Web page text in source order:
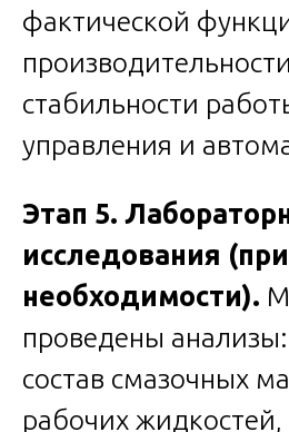
фактической
производительности,
стабильности
управления и
Этап 5.
исследования (при
необходимости).
проведены
состав смазочных
рабочих жидкостей,